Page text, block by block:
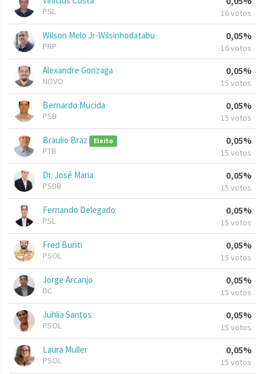
PSL 16 votos
Wilson Melo Jr-Wilsinhodatabu
PRP
0,05%
16 votos
Alexandre Gonzaga
NOVO
0,05%
15 votos
Bernardo Mucida
PSB
0,05%
15 votos
Braulio Braz Eleito
PTB
0,05%
15 votos
Dr. José Maria
PSDB
0,05%
15 votos
Fernando Delegado
PSL
0,05%
15 votos
Fred Buriti
PSOL
0,05%
15 votos
Jorge Arcanjo
DC
0,05%
15 votos
Juhlia Santos
PSOL
0,05%
15 votos
Laura Muller
PSOL
0,05%
15 votos